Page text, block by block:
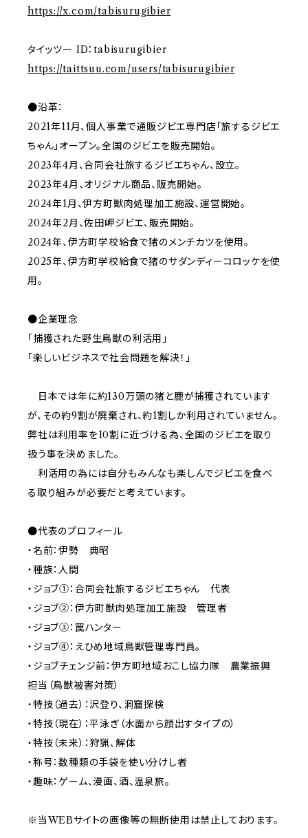
https://x.com/tabisurugibier
タイッツー ID：tabisurugibier
https://taittsuu.com/users/tabisurugibier
●沿革：
2021年11月、個人事業で通販ジビエ専門店「旅するジビエ
ちゃん」オープン。全国のジビエを販売開始。
2023年4月、合同会社旅するジビエちゃん、設立。
2023年4月、オリジナル商品、販売開始。
2024年1月、伊方町獣肉処理加工施設、運営開始。
2024年2月、佐田岬ジビエ、販売開始。
2024年、伊方町学校給食で猪のメンチカツを使用。
2025年、伊方町学校給食で猪のサダンディーコロッケを使
用。
●企業理念
「捕獲された野生鳥獣の利活用」
「楽しいビジネスで社会問題を解決！」
日本では年に約130万頭の猪と鹿が捕獲されています
が、その約9割が廃棄され、約1割しか利用されていません。
弊社は利用率を10割に近づける為、全国のジビエを取り
扱う事を決めました。
利活用の為には自分もみんなも楽しんでジビエを食べ
る取り組みが必要だと考えています。
●代表のプロフィール
・名前：伊勢 典昭
・種族：人間
・ジョブ①：合同会社旅するジビエちゃん 代表
・ジョブ②：伊方町獣肉処理加工施設 管理者
・ジョブ③：罠ハンター
・ジョブ④：えひめ地域鳥獣管理専門員。
・ジョブチェンジ前：伊方町地域おこし協力隊 農業振興
担当（鳥獣被害対策）
・特技（過去）：沢登り、洞窟探検
・特技（現在）：平泳ぎ（水面から顔出すタイプの）
・特技（未来）：狩猟、解体
・称号：数種類の手袋を使い分けし者
・趣味：ゲーム、漫画、酒、温泉旅。
※当WEBサイトの画像等の無断使用は禁止しております。